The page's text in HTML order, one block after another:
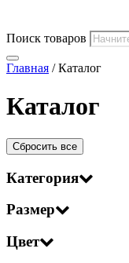
Поиск товаров
Главная / Каталог
Каталог
Сбросить все
Категория
Размер
Цвет